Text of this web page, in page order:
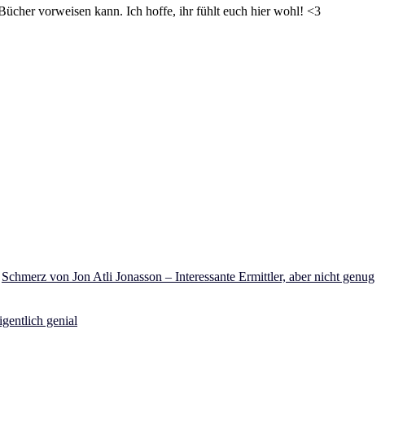
vorweisen kann. Ich hoffe, ihr fühlt euch hier wohl! <3
Schmerz von Jon Atli Jonasson – Interessante Ermittler, aber nicht genug
genial